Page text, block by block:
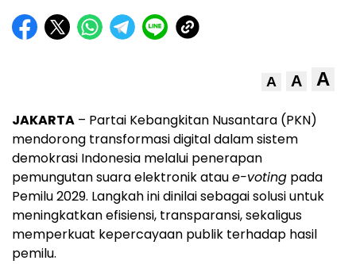
A A A
JAKARTA – Partai Kebangkitan Nusantara (PKN)
mendorong transformasi digital dalam sistem
demokrasi Indonesia melalui penerapan
pemungutan suara elektronik ataue-voting pada
Pemilu 2029. Langkah ini dinilai sebagai solusi untuk
meningkatkan efisiensi, transparansi, sekaligus
memperkuat kepercayaan publik terhadap hasil
pemilu.